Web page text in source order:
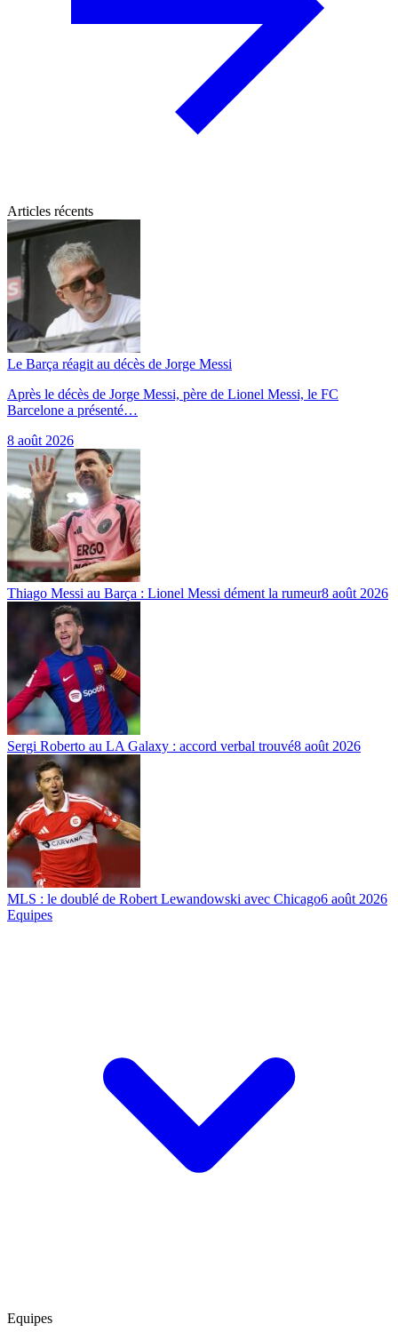
Articles récents
Le Barça réagit au décès de Jorge Messi
Après le décès de Jorge Messi, père de Lionel Messi, le FC
Barcelone a présenté…
8 août 2026
Thiago Messi au Barça : Lionel Messi dément la rumeur8 août 2026
Sergi Roberto au LA Galaxy : accord verbal trouvé8 août 2026
MLS : le doublé de Robert Lewandowski avec Chicago6 août 2026
Equipes
Equipes